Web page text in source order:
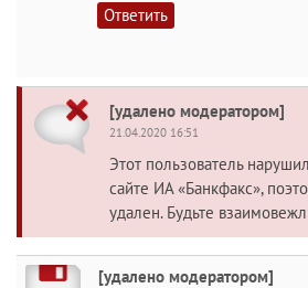
Ответить
[удалено модератором]
21.04.2020 16:51
Этот пользователь нарушил
сайте ИА «Банкфакс»,
удален. Будьте
[удалено модератором]